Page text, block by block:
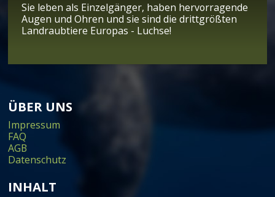
Sie leben als Einzelgänger, haben hervorragende
Augen und Ohren und sie sind die drittgrößten
Landraubtiere Europas - Luchse!
ÜBER UNS
Impressum
FAQ
AGB
Datenschutz
INHALT